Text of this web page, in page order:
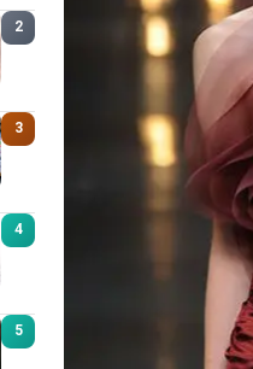
2
3
4
5